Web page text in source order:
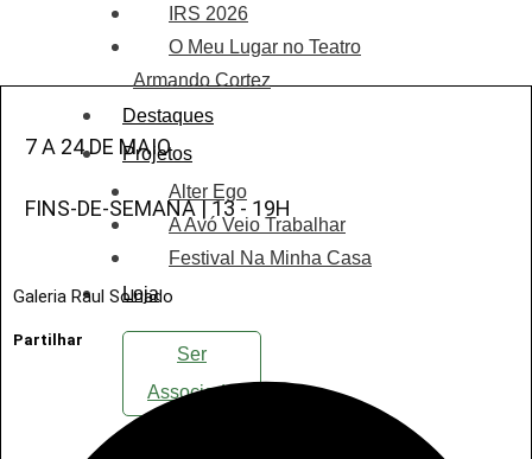
IRS 2026
O Meu Lugar no Teatro
Armando Cortez
Destaques
Projetos
Alter Ego
A Avó Veio Trabalhar
Festival Na Minha Casa
Loja
Ser
Associado
7 A 24 DE MAIO
FINS-DE-SEMANA | 13 - 19H
Galeria Raul Solnado
Partilhar